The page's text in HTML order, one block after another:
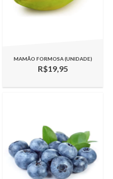
MAMÃO FORMOSA (UNIDADE)
R$19,95